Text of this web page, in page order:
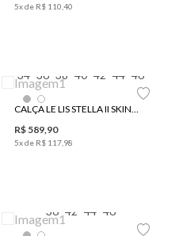
5x de R$ 110 40
34 36 38 40 42 44 46
CALÇA LE LIS STELLA II SKINNY FEMININA
R$ 589,90
5x de R$ 117 98
36 42 44 46